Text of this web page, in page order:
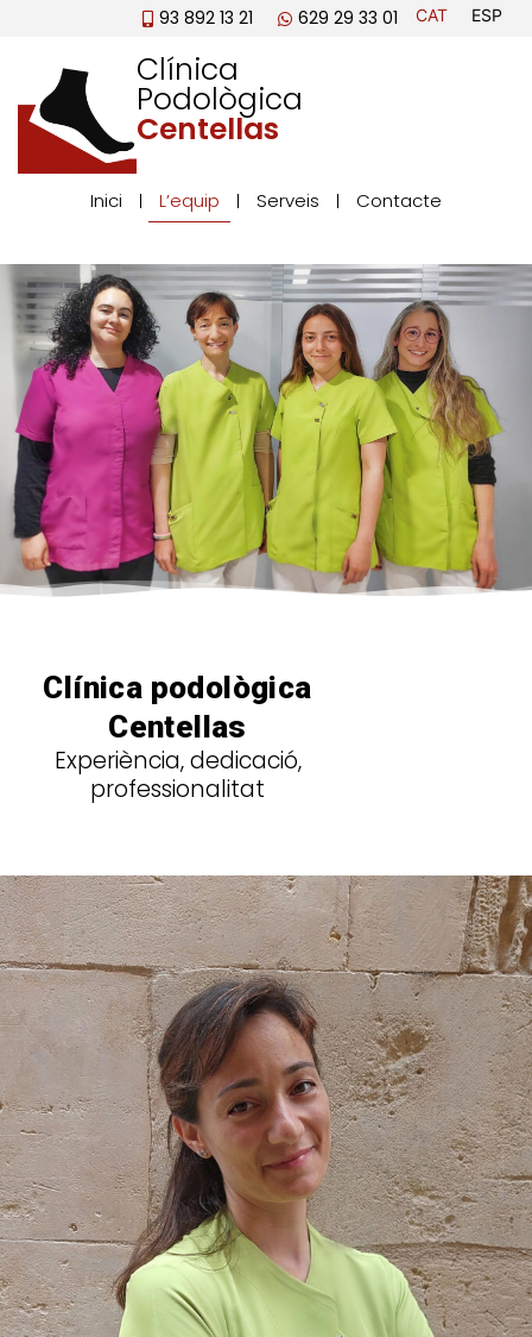
93 892 13 21 629 29 33 01 CAT ESP
Clínica
Podològica
Centellas
Inici L’equip Serveis Contacte
Clínica podològica
Centellas
Experiència, dedicació,
professionalitat